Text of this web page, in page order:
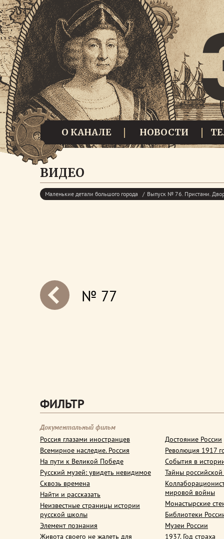
О КАНАЛЕ НОВОСТИ
ВИДЕО
Маленькие детали большого города Выпуск № 76. Пристани.
№ 77
ФИЛЬТР
Документальный фильм
Россия глазами иностранцев
Всемирное наследие. Россия
На пути к Великой Победе
Русский музей: увидеть невидимое
Сквозь времена
Найти и рассказать
Неизвестные страницы истории
русской школы
Элемент познания
Живота своего не жалеть для
Достояние России
Революция 1917
События в
Тайны
мировой войны
Монастырские
Библиотеки
Музеи России
1937. Год страха